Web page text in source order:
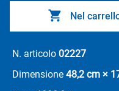
Nel
N. articolo 02227
Dimensione 48,2 cm ×